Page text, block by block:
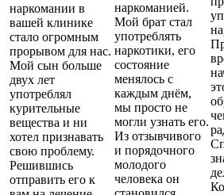
наркомании в
вашей клинике
стало огромным
прорывом для нас.
Мой сын больше
двух лет
употреблял
курительные
вещества и ни
хотел признавать
свою проблему.
Решившись
отправить его к
наркоманией.
Мой брат стал
употреблять
наркотики, его
состояние
менялось с
каждым днём,
мы просто не
могли узнать его.
Из отзывчивого
и порядочного
молодого
человека он